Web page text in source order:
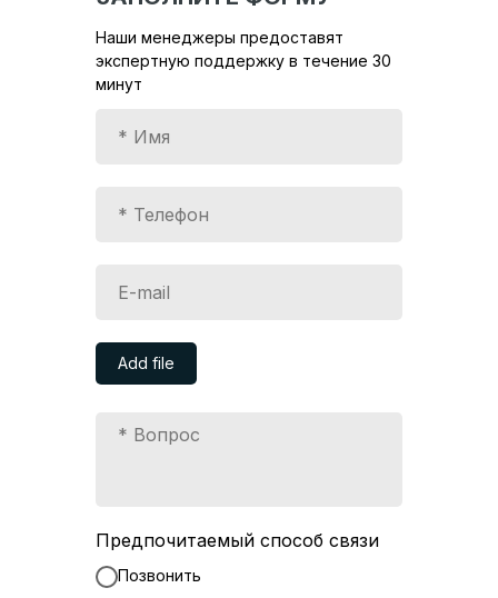
Add file
Предпочитаемый способ связи
Позвонить
Наши менеджеры предоставят
экспертную поддержку в течение 30
минут